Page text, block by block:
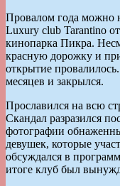
Провалом года можно
Luxury club Tarantino
кинопарка Пикра.
красную дорожку и
открытие
месяцев и закрылся.
Прославился на всю
Скандал разразился
фотографии
девушек, которые
обсуждался в
итоге клуб был